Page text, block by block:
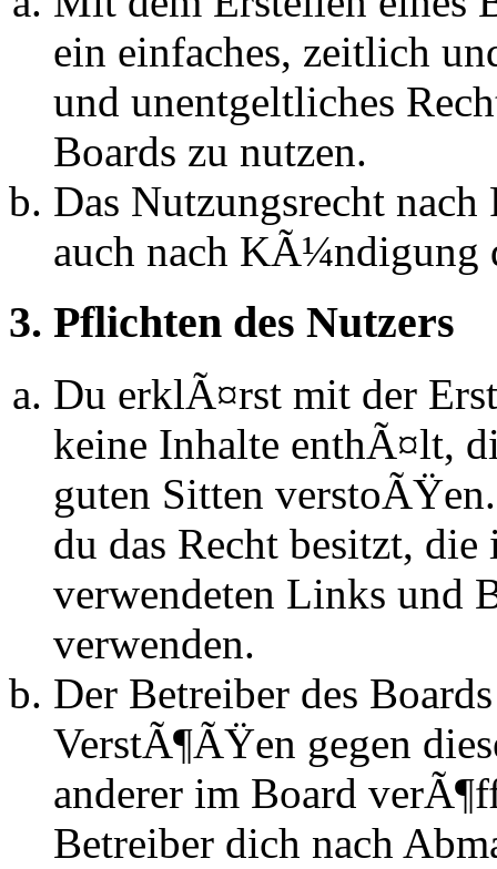
ein einfaches, zeitlich
und unentgeltliches
Boards zu nutzen.
Das Nutzungsrecht
auch nach KÃ¼ndigung
3. Pflichten des Nutzers
Du erklÃ¤rst mit der
keine Inhalte enthÃ¤lt,
guten Sitten
du das Recht besitzt,
verwendeten Links und
verwenden.
Der Betreiber des
VerstÃ¶ÃŸen gegen
anderer im Board
Betreiber dich nach